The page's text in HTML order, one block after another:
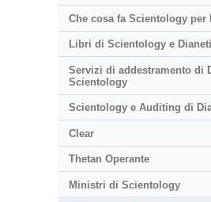
Che cosa fa Scientology per
Libri di Scientology e
Servizi di addestramento di
Scientology
Scientology e Auditing di
Clear
Thetan Operante
Ministri di Scientology